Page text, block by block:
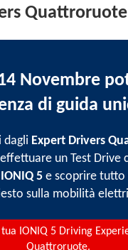
Quattroruote
Novembre
di guida
dagli Expert Drivers
un Test Drive
IONIQ 5 e scoprire tutto
sulla mobilità
IONIQ 5 Driving
Quattroruote.